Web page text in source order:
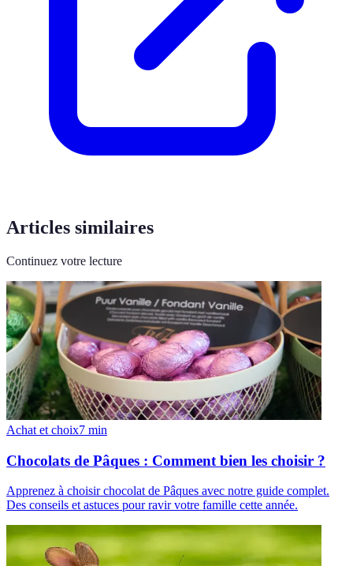
Articles similaires
Continuez votre lecture
Achat et choix7 min
Chocolats de Pâques : Comment bien les choisir ?
Apprenez à choisir chocolat de Pâques avec notre guide complet.
Des conseils et astuces pour ravir votre famille cette année.